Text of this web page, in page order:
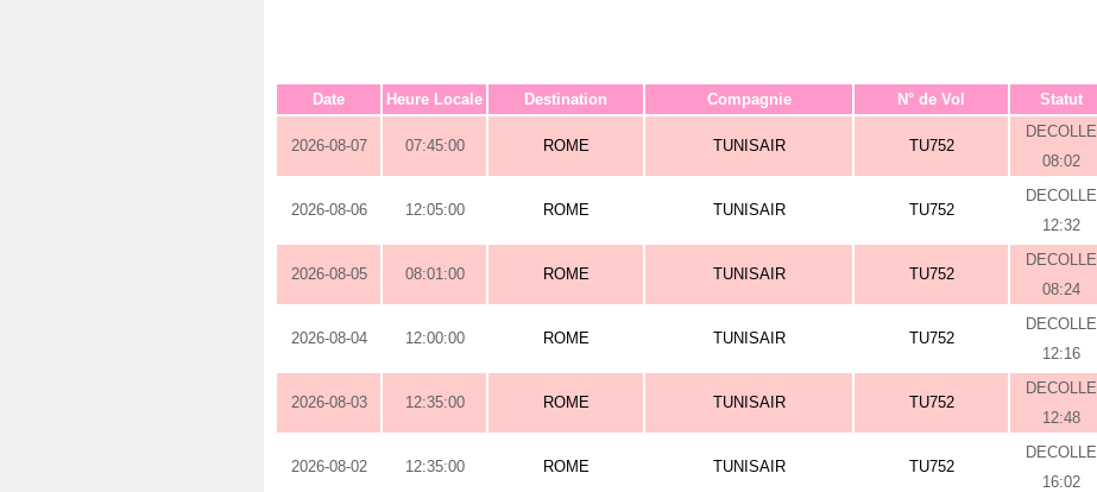
Date Heure Locale Destination Compagnie N° de Vol Statut
2026-08-07 07:45:00 ROME TUNISAIR TU752
DECOLLE
08:02
2026-08-06 12:05:00 ROME TUNISAIR TU752
DECOLLE
12:32
2026-08-05 08:01:00 ROME TUNISAIR TU752
DECOLLE
08:24
2026-08-04 12:00:00 ROME TUNISAIR TU752
DECOLLE
12:16
2026-08-03 12:35:00 ROME TUNISAIR TU752
DECOLLE
12:48
2026-08-02 12:35:00 ROME TUNISAIR TU752
DECOLLE
16:02